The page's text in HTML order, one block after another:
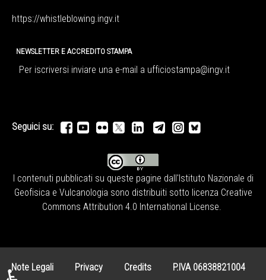
https://whistleblowing.ingv.it
NEWSLETTER E ACCREDITO STAMPA
Per iscriversi inviare una e-mail a ufficiostampa@ingv.it
Seguici su:
I contenuti pubblicati su queste pagine dall' Istituto Nazionale di
Geofisica e Vulcanologia sono distribuiti sotto licenza Creative
Commons Attribution 4.0 International License.
Note Legali Privacy Credits P.IVA 06838821004